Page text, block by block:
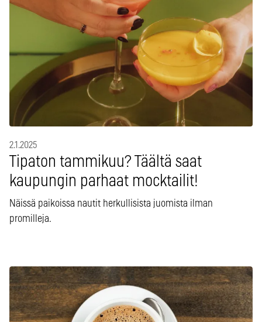
2.1.2025
Tipaton tammikuu? Täältä saat
kaupungin parhaat mocktailit!
Näissä paikoissa nautit herkullisista juomista ilman
promilleja.